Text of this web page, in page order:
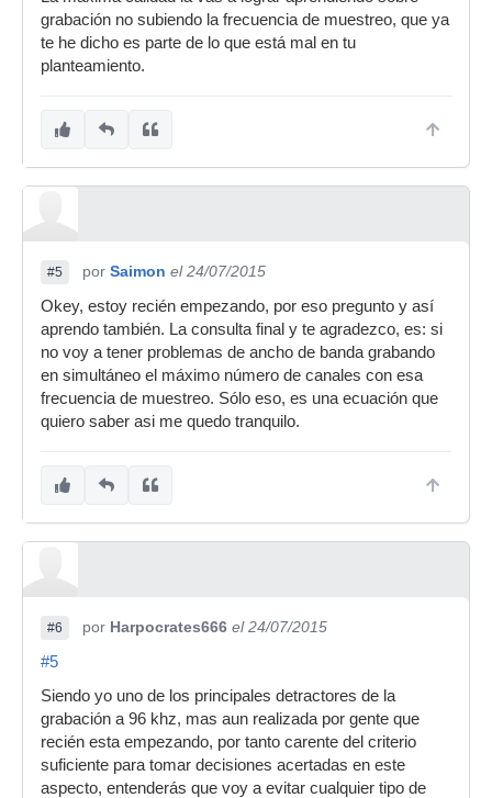
grabación no subiendo la frecuencia de muestreo, que ya
te he dicho es parte de lo que está mal en tu
planteamiento.
#5 por Saimon el 24/07/2015
Okey, estoy recién empezando, por eso pregunto y así
aprendo también. La consulta final y te agradezco, es: si
no voy a tener problemas de ancho de banda grabando
en simultáneo el máximo número de canales con esa
frecuencia de muestreo. Sólo eso, es una ecuación que
quiero saber asi me quedo tranquilo.
#6 por Harpocrates666 el 24/07/2015
#5
Siendo yo uno de los principales detractores de la
grabación a 96 khz, mas aun realizada por gente que
recién esta empezando, por tanto carente del criterio
suficiente para tomar decisiones acertadas en este
aspecto, entenderás que voy a evitar cualquier tipo de